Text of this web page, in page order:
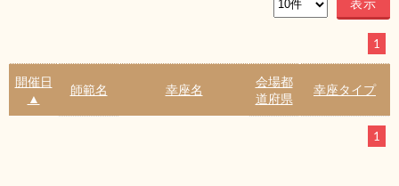
1
開催日
▲
師範名 幸座名
会場都
道府県
幸座タイプ
1